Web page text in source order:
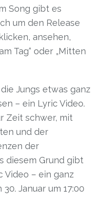
Song gibt es
um den Release
ansehen,
Tag“ oder „Mitten
Jungs etwas ganz
– ein Lyric Video.
Zeit schwer, mit
und der
der
diesem Grund gibt
Video – ein ganz
Januar um 17:00